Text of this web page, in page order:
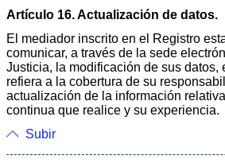
Artículo 16. Actualización de datos.
El mediador inscrito en el Registro
comunicar, a través de la sede
Justicia, la modificación de sus datos,
refiera a la cobertura de su
actualización de la información
continua que realice y su experiencia.
Subir